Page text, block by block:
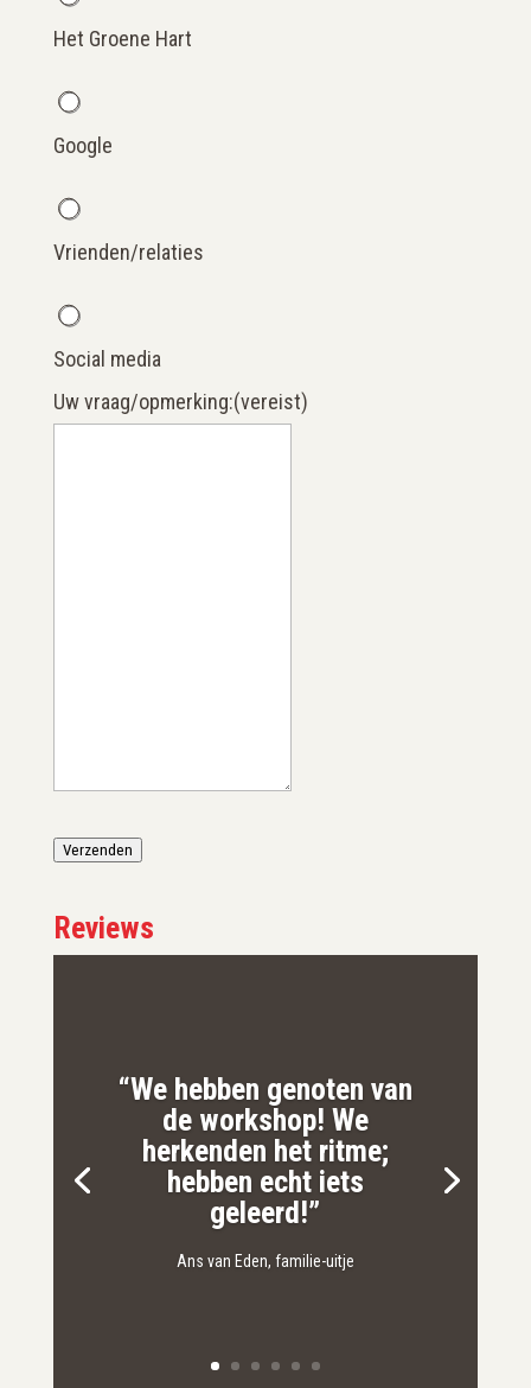
Het Groene Hart
Google
Vrienden/relaties
Social media
Uw vraag/opmerking:(vereist)
Verzenden
Reviews
“We hebben genoten van
de workshop! We
herkenden het ritme;
hebben echt iets
geleerd!”
Ans van Eden, familie-uitje